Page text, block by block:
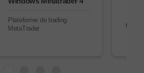
Plateforme de trading
MetaTrader